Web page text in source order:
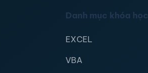
Danh mục khóa học
EXCEL
VBA